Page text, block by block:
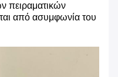
πειραματικών
από ασυμφωνία του